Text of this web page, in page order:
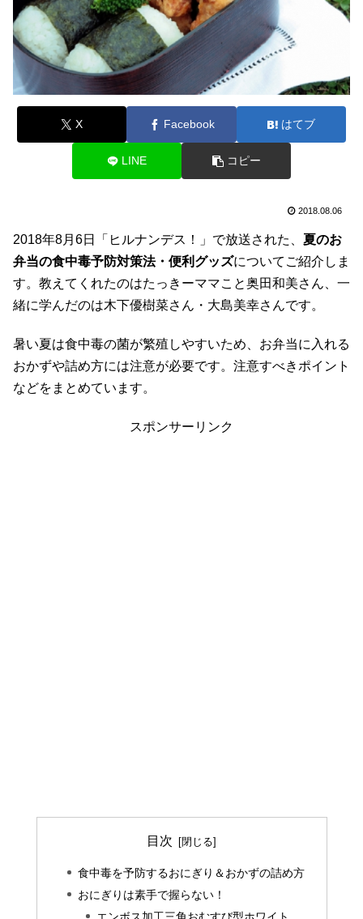
X Facebook はてブ
LINE コピー
2018.08.06
2018年8月6日「ヒルナンデス！」で放送された、 夏のお
弁当の食中毒予防対策法・便利グッズについてご紹介しま
す。教えてくれたのはたっきーママこと奥田和美さん、一
緒に学んだのは木下優樹菜さん・大島美幸さんです。
暑い夏は食中毒の菌が繁殖しやすいため、お弁当に入れる
おかずや詰め方には注意が必要です。注意すべきポイント
などをまとめています。
スポンサーリンク
目次
食中毒を予防するおにぎり＆おかずの詰め方
おにぎりは素手で握らない！
エンボス加工三角おむすび型ホワイト